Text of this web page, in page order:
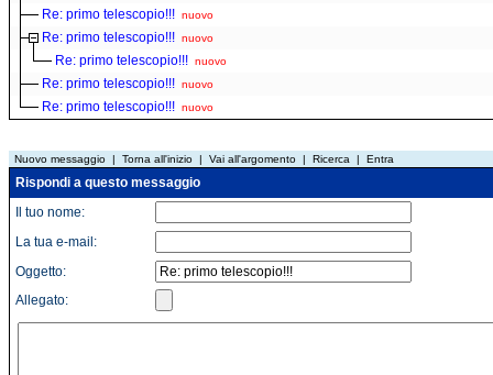
Re: primo telescopio!!! nuovo
Re: primo telescopio!!! nuovo
Re: primo telescopio!!! nuovo
Re: primo telescopio!!! nuovo
Re: primo telescopio!!! nuovo
Nuovo messaggio | Torna all'inizio | Vai all'argomento | Ricerca | Entra
Rispondi a questo messaggio
Il tuo nome:
La tua e-mail:
Oggetto:
Allegato: